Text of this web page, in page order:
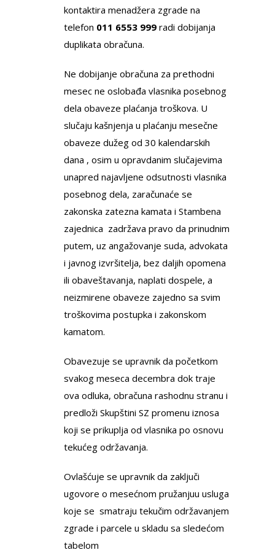
kontaktira menadžera zgrade na
telefon 011 6553 999 radi dobijanja
duplikata obračuna.
Ne dobijanje obračuna za prethodni
mesec ne oslobađa vlasnika posebnog
dela obaveze plaćanja troškova. U
slučaju kašnjenja u plaćanju mesečne
obaveze dužeg od 30 kalendarskih
dana , osim u opravdanim slučajevima
unapred najavlјene odsutnosti vlasnika
posebnog dela, zaračunaće se
zakonska zatezna kamata i Stambena
zajednica zadržava pravo da prinudnim
putem, uz angažovanje suda, advokata
i javnog izvršitelјa, bez dalјih opomena
ili obaveštavanja, naplati dospele, a
neizmirene obaveze zajedno sa svim
troškovima postupka i zakonskom
kamatom.
Obavezuje se upravnik da početkom
svakog meseca decembra dok traje
ova odluka, obračuna rashodnu stranu i
predloži Skupštini SZ promenu iznosa
koji se prikuplja od vlasnika po osnovu
tekućeg održavanja.
Ovlašćuje se upravnik da zaključi
ugovore o mesećnom pružanjuu usluga
koje se smatraju tekučim održavanjem
zgrade i parcele u skladu sa sledećom
tabelom